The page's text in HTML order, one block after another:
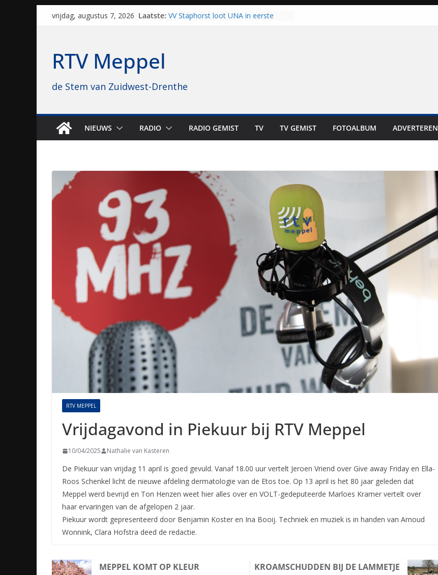
Skipvrijdag, augustus 7, 2026 Laatste: VV Staphorst loot UNA in eerste
Hoogeveen over: “Dit is altijd een
brullende motoren: internationale
grasbaanraces staan voor de deur
RTV Meppel
de Stem van Zuidwest-Drenthe
NIEUWS RADIO RADIO GEMIST TV TV GEMIST FOTOALBUM ADVERTEREN
RTV MEPPEL
Vrijdagavond in Piekuur bij RTV Meppel
10/04/2025 Nathalie van Kasteren
De Piekuur van vrijdag 11 april is goed gevuld. Vanaf 18.00 uur vertelt Jeroen Vriend over Give away Friday en Ella-
Roos Schenkel licht de nieuwe afdeling dermatologie van de Etos toe. Op 13 april is het 80 jaar geleden dat
Meppel werd bevrijd en Ton Henzen weet hier alles over en VOLT-gedeputeerde Marloes Kramer vertelt over
haar ervaringen van de afgelopen 2 jaar.
Piekuur wordt gepresenteerd door Benjamin Koster en Ina Booij. Techniek en muziek is in handen van Arnoud
Wonnink, Clara Hofstra deed de redactie.
MEPPEL KOMT OP KLEUR
KROAMSCHUDDEN BIJ DE LAMMETJE